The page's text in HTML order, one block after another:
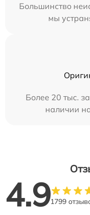
Большинство
мы
Более 20 тыс.
наличии
4.91799